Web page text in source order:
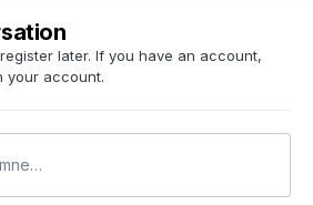
later. If you have an account,
your account.